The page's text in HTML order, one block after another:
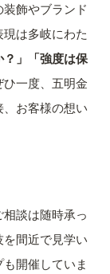
飾やブランド
は多岐にわた
？」「強度は保
一度、五明金
お客様の想い
談は随時承っ
間近で見学い
開催していま